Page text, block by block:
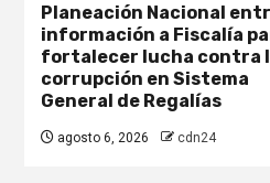
Planeación Nacional
información a Fiscalía
fortalecer lucha contra
corrupción en Sistema
General de Regalías
agosto 6, 2026 cdn24